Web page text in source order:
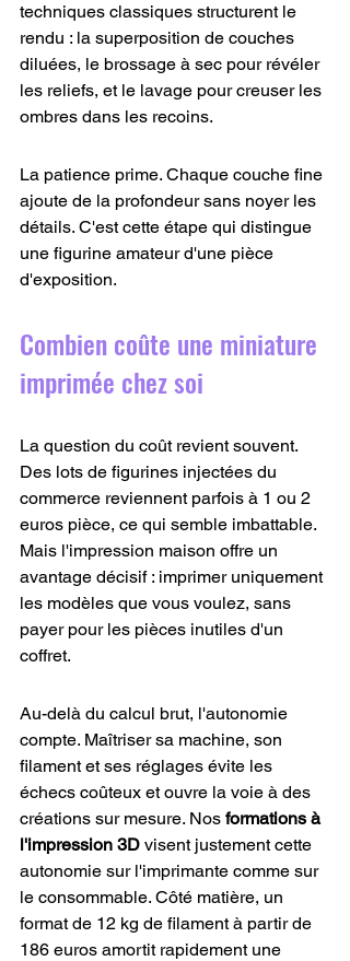
techniques classiques structurent le
rendu : la superposition de couches
diluées, le brossage à sec pour révéler
les reliefs, et le lavage pour creuser les
ombres dans les recoins.
La patience prime. Chaque couche fine
ajoute de la profondeur sans noyer les
détails. C'est cette étape qui distingue
une figurine amateur d'une pièce
d'exposition.
Combien coûte une miniature
imprimée chez soi
La question du coût revient souvent.
Des lots de figurines injectées du
commerce reviennent parfois à 1 ou 2
euros pièce, ce qui semble imbattable.
Mais l'impression maison offre un
avantage décisif : imprimer uniquement
les modèles que vous voulez, sans
payer pour les pièces inutiles d'un
coffret.
Au-delà du calcul brut, l'autonomie
compte. Maîtriser sa machine, son
filament et ses réglages évite les
échecs coûteux et ouvre la voie à des
créations sur mesure. Nos formations à
l'impression 3D visent justement cette
autonomie sur l'imprimante comme sur
le consommable. Côté matière, un
format de 12 kg de filament à partir de
186 euros amortit rapidement une